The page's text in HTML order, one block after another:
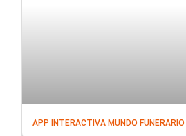
APP INTERACTIVA MUNDO FUNERARIO